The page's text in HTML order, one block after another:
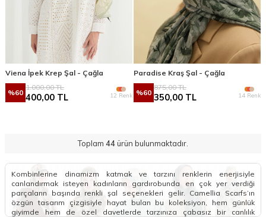
Viena İpek Krep Şal - Çağla
%60
1.000,00TL
400,00 TL 12 Renk
Paradise Kraş Şal - Çağla
%60
875,00TL
350,00 TL 14 Renk
Toplam 44ürün bulunmaktadır.
Kombinlerine dinamizm katmak ve tarzını renklerin enerjisiyle
canlandırmak isteyen kadınların gardırobunda en çok yer verdiği
parçaların başında renkli şal seçenekleri gelir. Camellia Scarfs’ın
özgün tasarım çizgisiyle hayat bulan bu koleksiyon, hem günlük
giyimde hem de özel davetlerde tarzınıza çabasız bir canlılık